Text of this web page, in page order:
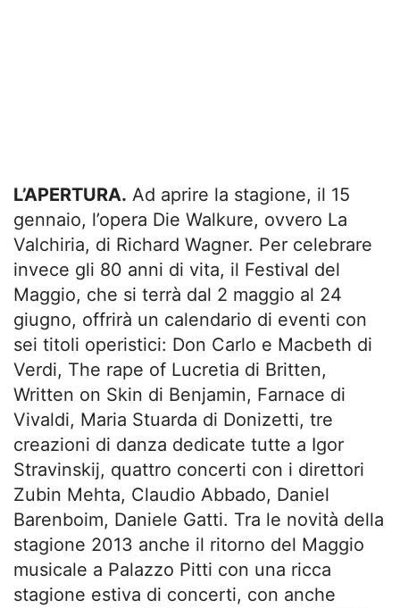
L’APERTURA. Ad aprire la stagione, il 15
gennaio, l’opera Die Walkure, ovvero La
Valchiria, di Richard Wagner. Per celebrare
invece gli 80 anni di vita, il Festival del
Maggio, che si terrà dal 2 maggio al 24
giugno, offrirà un calendario di eventi con
sei titoli operistici: Don Carlo e Macbeth di
Verdi, The rape of Lucretia di Britten,
Written on Skin di Benjamin, Farnace di
Vivaldi, Maria Stuarda di Donizetti, tre
creazioni di danza dedicate tutte a Igor
Stravinskij, quattro concerti con i direttori
Zubin Mehta, Claudio Abbado, Daniel
Barenboim, Daniele Gatti. Tra le novità della
stagione 2013 anche il ritorno del Maggio
musicale a Palazzo Pitti con una ricca
stagione estiva di concerti, con anche